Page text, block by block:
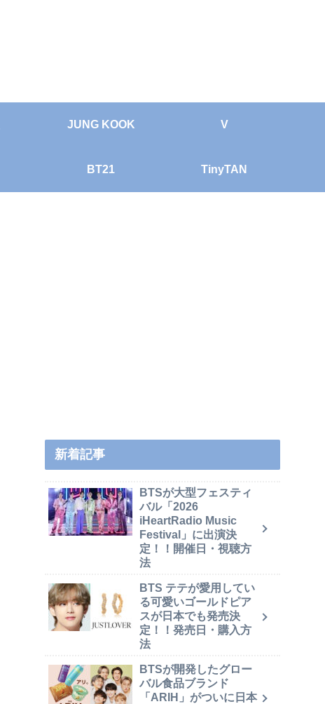
JUNG KOOK V
BT21 TinyTAN
新着記事
BTSが大型フェスティ
バル「2026
iHeartRadio Music
Festival」に出演決
定！！開催日・視聴方
法
BTS テテが愛用してい
る可愛いゴールドピア
スが日本でも発売決
定！！発売日・購入方
法
BTSが開発したグロー
バル食品ブランド
「ARIH」がついに日本